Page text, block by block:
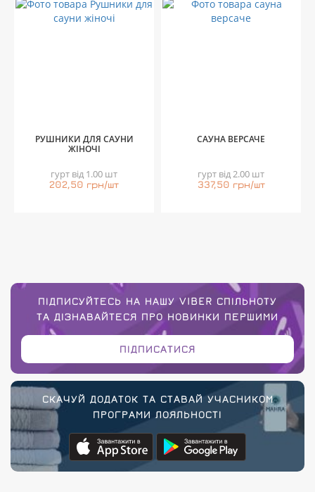
РУШНИКИ ДЛЯ САУНИ
ЖІНОЧІ
гурт від 1.00 шт
202,50 грн/шт
САУНА ВЕРСАЧЕ
гурт від 2.00 шт
337,50 грн/шт
ПІДПИСУЙТЕСЬ НА НАШУ VIBER СПІЛЬНОТУ
ТА ДІЗНАВАЙТЕСЯ ПРО НОВИНКИ ПЕРШИМИ
ПІДПИСАТИСЯ
СКАЧУЙ ДОДАТОК ТА СТАВАЙ УЧАСНИКОМ
ПРОГРАМИ ЛОЯЛЬНОСТІ